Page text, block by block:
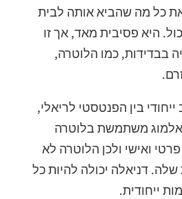
כל מה שהביא אותה לבית
היא פסיבית מאד, אך זו
בבדידות, כמו הלוטרה,
בין הפנטסטי לריאלי,
אלמוג משתמשת בלוטרה
ואישי ולכן הלוטרה לא
דניאלה יכולה להיות כל
ייחודית.